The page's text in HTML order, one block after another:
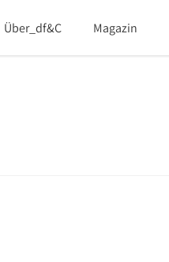
Über_df&c Magazin